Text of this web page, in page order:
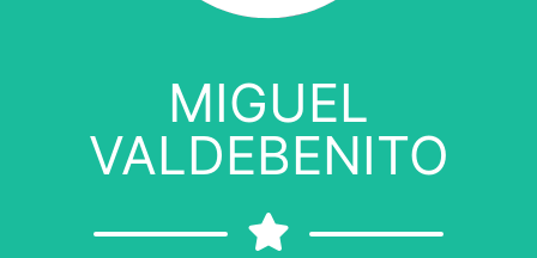
MIGUEL
VALDEBENITO